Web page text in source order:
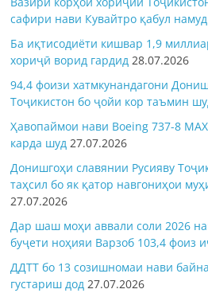
сафири нави Кувайтро қабул намуд
Ба иқтисодиёти кишвар 1,9
хориҷӣ ворид гардид 28.07.2026
94,4 фоизи хатмкунандагони
Тоҷикистон бо ҷойи кор таъмин
Ҳавопаймои нави Boeing 737-8
карда шуд 27.07.2026
Донишгоҳи славянии Русияву
таҳсил бо як қатор навгониҳои
27.07.2026
Дар шаш моҳи аввали соли 2026
буҷети ноҳияи Варзоб 103,4 фоиз
ДДТТ бо 13 созишномаи нави
густариш дод 27.07.2026